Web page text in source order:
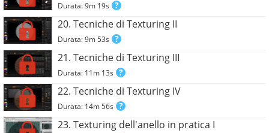
Durata: 9m 19s
20. Tecniche di Texturing II
Durata: 9m 53s
21. Tecniche di Texturing III
Durata: 11m 13s
22. Tecniche di Texturing IV
Durata: 14m 56s
23. Texturing dell'anello in pratica I